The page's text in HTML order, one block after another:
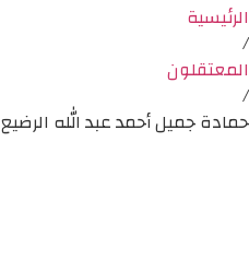
الرئيسية
/
المعتقلون
/
حمادة جميل أحمد عبد الله الرضيع